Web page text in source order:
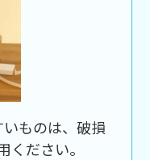
ものは、破損
ください。